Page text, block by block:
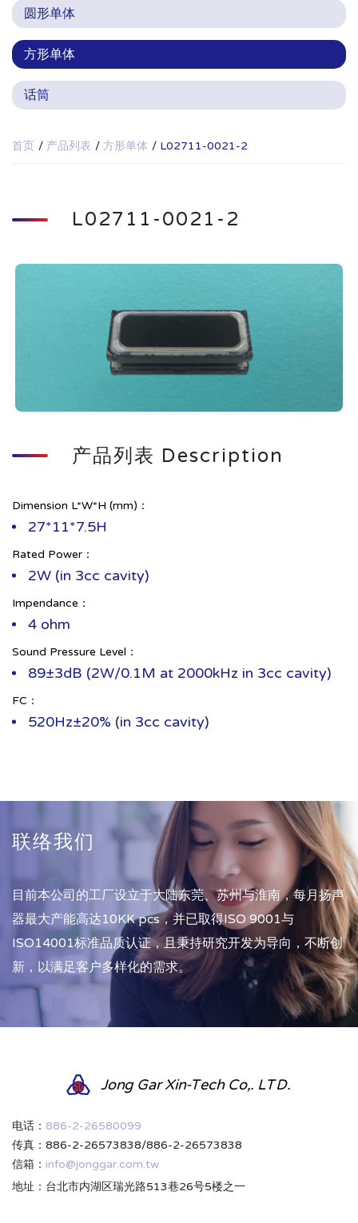
圆形单体
方形单体
话筒
首页 产品列表 方形单体 L02711-0021-2
L02711-0021-2
产品列表 Description
Dimension L*W*H (mm)：
27*11*7.5H
Rated Power：
2W (in 3cc cavity)
Impendance：
4 ohm
Sound Pressure Level：
89±3dB (2W/0.1M at 2000kHz in 3cc cavity)
FC：
520Hz±20% (in 3cc cavity)
联络我们
目前本公司的工厂设立于大陆东莞、苏州与淮南，每月扬声
器最大产能高达10KK pcs，并已取得ISO 9001与
ISO14001标准品质认证，且秉持研究开发为导向，不断创
新，以满足客户多样化的需求。
Jong Gar Xin-Tech Co,. LTD.
电话： 886-2-26580099
传真：886-2-26573838/886-2-26573838
信箱： info@jonggar.com.tw
地址：台北市内湖区瑞光路513巷26号5楼之一